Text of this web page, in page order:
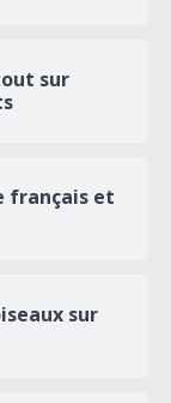
sur
français et
sur